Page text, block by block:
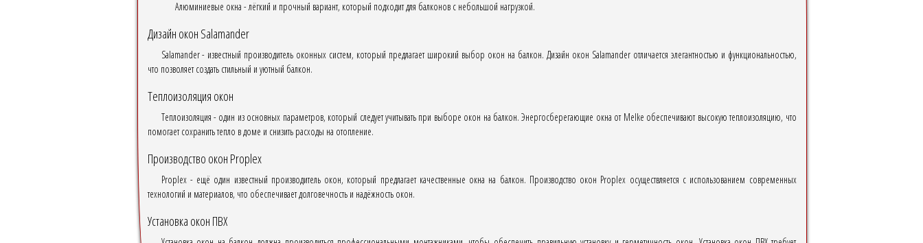
Алюминиевые окна - лёгкий и прочный вариант, который подходит для балконов с небольшой нагрузкой.
Дизайн окон Salamander
Salamander - известный производитель оконных систем, который предлагает широкий выбор окон на балкон. Дизайн окон Salamander отличается элегантностью и функциональностью,
что позволяет создать стильный и уютный балкон.
Теплоизоляция окон
Теплоизоляция - один из основных параметров, который следует учитывать при выборе окон на балкон. Энергосберегающие окна от Melke обеспечивают высокую теплоизоляцию, что
помогает сохранить тепло в доме и снизить расходы на отопление.
Производство окон Proplex
Proplex - ещё один известный производитель окон, который предлагает качественные окна на балкон. Производство окон Proplex осуществляется с использованием современных
технологий и материалов, что обеспечивает долговечность и надёжность окон.
Установка окон ПВХ